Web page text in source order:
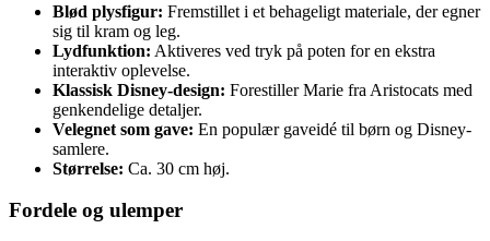
Blød plysfigur: Fremstillet i et behageligt materiale, der egner
sig til kram og leg.
Lydfunktion: Aktiveres ved tryk på poten for en ekstra
interaktiv oplevelse.
Klassisk Disney-design: Forestiller Marie fra Aristocats med
genkendelige detaljer.
Velegnet som gave: En populær gaveidé til børn og Disney-
samlere.
Størrelse: Ca. 30 cm høj.
Fordele og ulemper